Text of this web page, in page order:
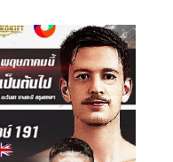
เวลา 12.30 น. ใครคือ
กอัดแน่นกับเหล่านักมวย